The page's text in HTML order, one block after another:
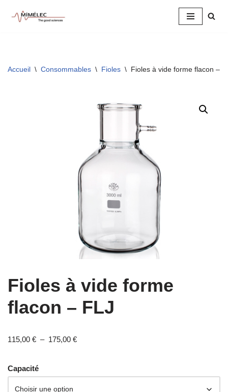
Accueil \ Consommables \ Fioles \ Fioles à vide forme flacon –
Fioles à vide forme
flacon – FLJ
115,00 € – 175,00 €
Capacité